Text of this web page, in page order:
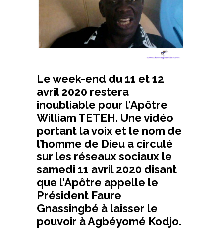
Le week-end du 11 et 12
avril 2020 restera
inoubliable pour l’Apôtre
William TETEH. Une vidéo
portant la voix et le nom de
l’homme de Dieu a circulé
sur les réseaux sociaux le
samedi 11 avril 2020 disant
que l’Apôtre appelle le
Président Faure
Gnassingbé à laisser le
pouvoir à Agbéyomé Kodjo.